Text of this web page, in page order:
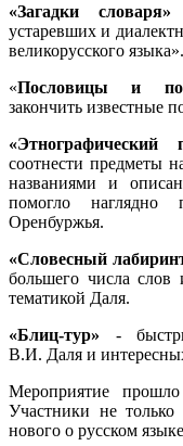
«Загадки словаря»
устаревших и
великорусского языка».
«Пословицы и
закончить известные
«Этнографический
соотнести предметы
названиями и
помогло наглядно
Оренбуржья.
«Словесный
большего числа слов
тематикой Даля.
«Блиц‑тур» -
В.И. Даля и
Мероприятие
Участники не
нового о русском